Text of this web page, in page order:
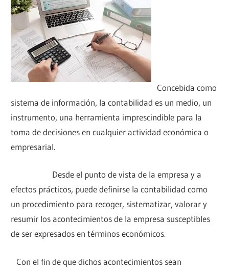
Concebida como
sistema de información, la contabilidad es un medio, un
instrumento, una herramienta imprescindible para la
toma de decisiones en cualquier actividad económica o
empresarial.
Desde el punto de vista de la empresa y a
efectos prácticos, puede definirse la contabilidad como
un procedimiento para recoger, sistematizar, valorar y
resumir los acontecimientos de la empresa susceptibles
de ser expresados en términos económicos.
Con el fin de que dichos acontecimientos sean